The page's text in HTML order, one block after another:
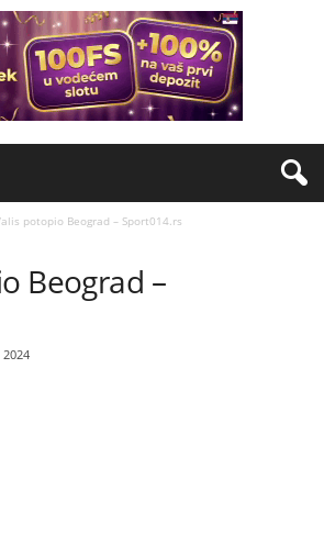
potopio Beograd – Sport014.rs
Beograd –